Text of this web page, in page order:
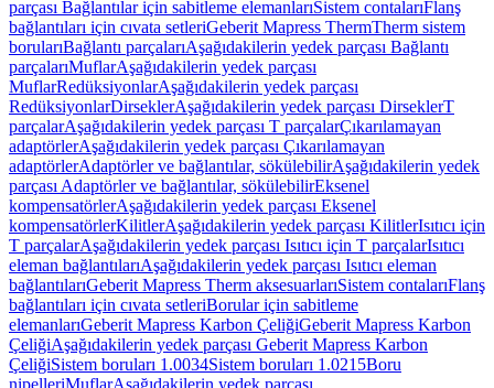
parçası Bağlantılar için sabitleme elemanlarıSistem contalarıFlanş
bağlantıları için cıvata setleriGeberit Mapress ThermTherm sistem
borularıBağlantı parçalarıAşağıdakilerin yedek parçası Bağlantı
parçalarıMuflarAşağıdakilerin yedek parçası
MuflarRedüksiyonlarAşağıdakilerin yedek parçası
RedüksiyonlarDirseklerAşağıdakilerin yedek parçası DirseklerT
parçalarAşağıdakilerin yedek parçası T parçalarÇıkarılamayan
adaptörlerAşağıdakilerin yedek parçası Çıkarılamayan
adaptörlerAdaptörler ve bağlantılar, sökülebilirAşağıdakilerin yedek
parçası Adaptörler ve bağlantılar, sökülebilirEksenel
kompensatörlerAşağıdakilerin yedek parçası Eksenel
kompensatörlerKilitlerAşağıdakilerin yedek parçası KilitlerIsıtıcı için
T parçalarAşağıdakilerin yedek parçası Isıtıcı için T parçalarIsıtıcı
eleman bağlantılarıAşağıdakilerin yedek parçası Isıtıcı eleman
bağlantılarıGeberit Mapress Therm aksesuarlarıSistem contalarıFlanş
bağlantıları için cıvata setleriBorular için sabitleme
elemanlarıGeberit Mapress Karbon ÇeliğiGeberit Mapress Karbon
ÇeliğiAşağıdakilerin yedek parçası Geberit Mapress Karbon
ÇeliğiSistem boruları 1.0034Sistem boruları 1.0215Boru
nipelleriMuflarAşağıdakilerin yedek parçası